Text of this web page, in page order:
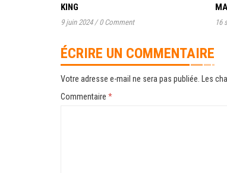
KING
9 juin 2024 / 0 Comment 16
ÉCRIRE UN COMMENTAIRE
Votre adresse e-mail ne sera pas publiée. Les
Commentaire *